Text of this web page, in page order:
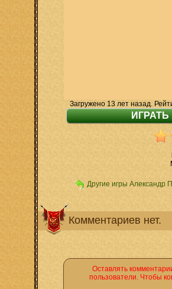
Загружено 13 лет назад.
Другие игры Александр
Комментариев нет.
Оставлять
пользователи. Чтобы